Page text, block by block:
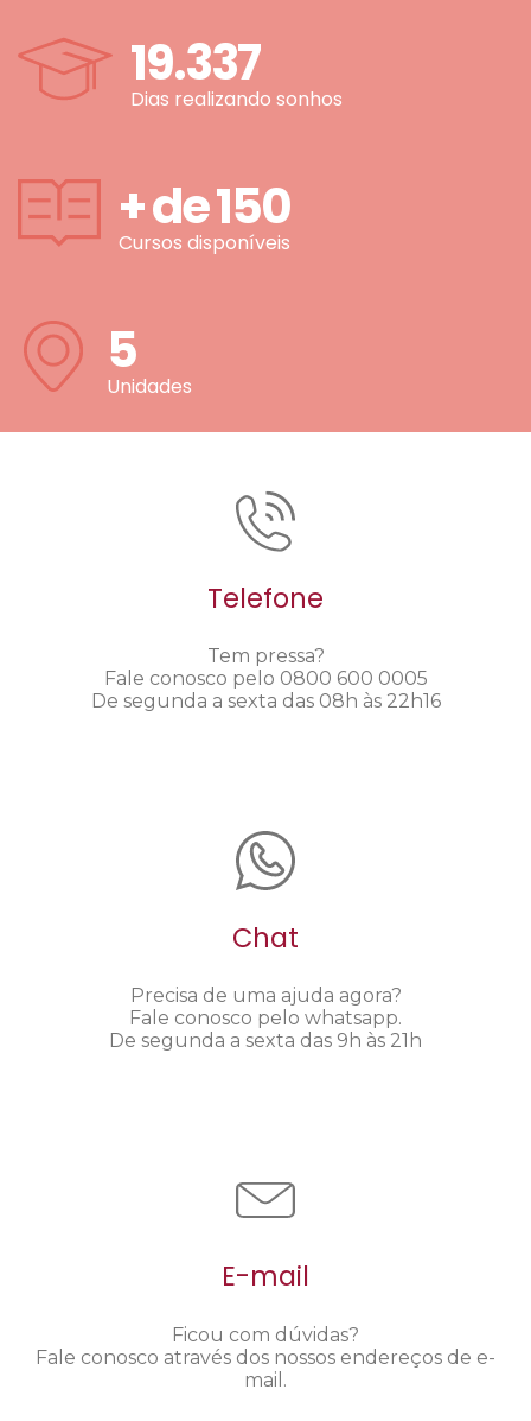
19.337
Dias realizando sonhos
+ de150
Cursos disponíveis
5
Unidades
Telefone
Tem pressa?
Fale conosco pelo 0800 600 0005
De segunda a sexta das 08h às 22h16
Chat
Precisa de uma ajuda agora?
Fale conosco pelo whatsapp.
De segunda a sexta das 9h às 21h
E-mail
Ficou com dúvidas?
Fale conosco através dos nossos endereços de e-
mail.